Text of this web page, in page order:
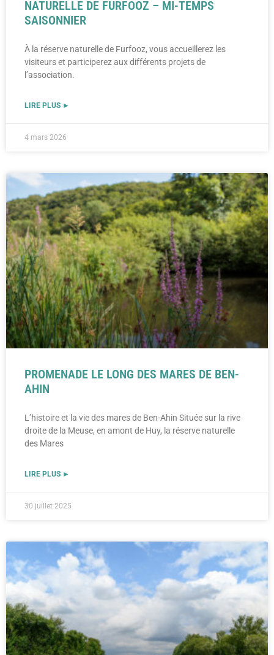
NATURELLE DE FURFOOZ – MI-TEMPS
SAISONNIER
À la réserve naturelle de Furfooz, vous accueillerez les
visiteurs et participerez aux différents projets de
l’association.
LIRE PLUS ►
4 mars 2026
PROMENADE LE LONG DES MARES DE BEN-
AHIN
L’histoire et la vie des mares de Ben-Ahin Située sur la rive
droite de la Meuse, en amont de Huy, la réserve naturelle
des Mares
LIRE PLUS ►
30 juillet 2025